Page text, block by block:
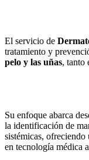
El servicio de
tratamiento y
pelo y las uñas, tanto
Su enfoque abarca
la identificación de
sistémicas, ofreciendo
en tecnología médica